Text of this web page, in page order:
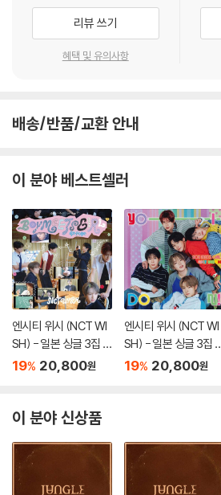
리뷰 쓰기
혜택 및 유의사항
배송/반품/교환 안내
이 분야 베스트셀러
엔시티 위시 (NCT WI
SH) - 일본 싱글 3집 Y
O-I-DON! / BOY ME
19% 20,800원
엔시티 위시 (NCT WI
SH) - 일본 싱글 3집 Y
O-I-DON! / BOY ME
19% 20,800원
이 분야 신상품